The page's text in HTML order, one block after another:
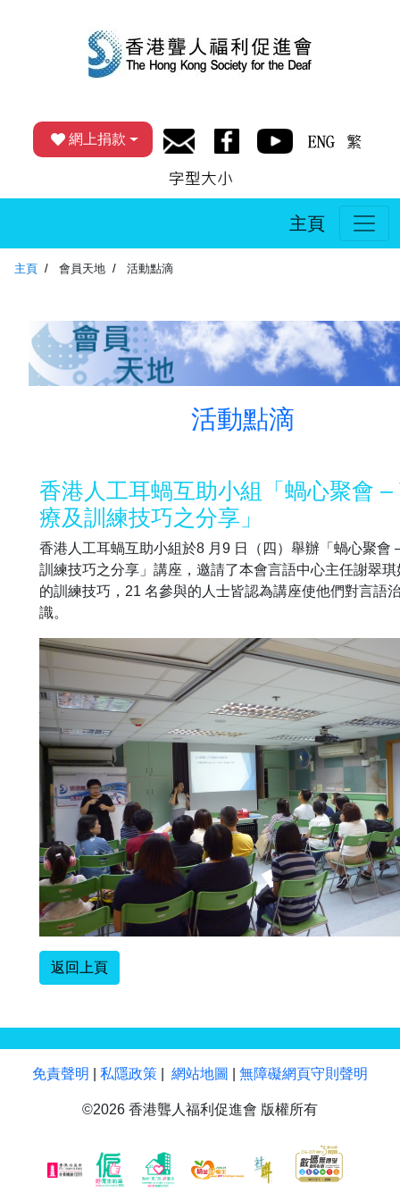
網上捐款
主頁
主頁 會員天地 活動點滴
活動點滴
香港人工耳蝸互助小組「蝸心聚會 –
療及訓練技巧之分享」
香港人工耳蝸互助小組於8 月9 日（四）舉辦「蝸心聚會
訓練技巧之分享」講座，邀請了本會言語中心主任謝翠
的訓練技巧，21 名參與的人士皆認為講座使他們對言語
識。
返回上頁
免責聲明 私隱政策 網站地圖 無障礙網頁守則聲明
©2026 香港聾人福利促進會 版權所有